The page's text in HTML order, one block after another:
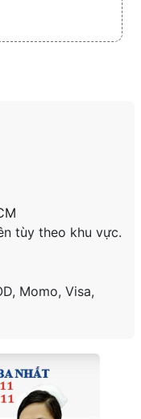
tùy theo khu vực.
Momo, Visa,